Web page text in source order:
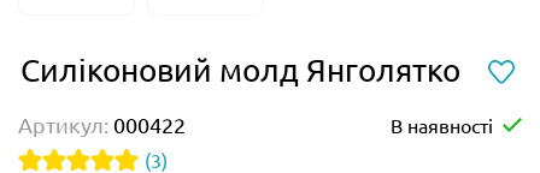
Силіконовий молд Янголятко
Артикул: 000422
В наявності
(3)